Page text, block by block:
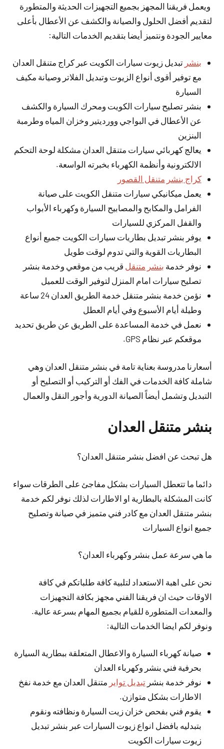
ويعمل فريقنا المجهز بجميع التجهيزات الحديثة والمتطورة
لتقديم أفضل الحلول والصيانة والكشف عن الأعطال بأعلى
معايير الجودة ونتميز أيضا بتقديم الخدمات التالية:
بنشر تبديل زيوت سيارات الكويت عبر كراج متنقل العدان
مع توفير أقوى أنواع الزيوت وتبديل الفلاتر وصيانة مكيف
السيارة
بنشر تصليح سيارات الكويت ومحرك السيارة والكشف
عن الأعطال في البواجي وورديتير وخزان المياه وطرمبة
البنزين
يعالج كهربائي سيارات متنقل العدان مشكلة لوحة التحكم
الالكترونية وأنظمة الكهرباء بخبرته الواسعة.
كراج بنشر متنقل القصور
يعمل ميكانيكي سيارات متنقل الكويت على صيانة
الفرامل والمكابح والمصابيح السيارة وكهرباء الأبواب
والقفل المركزي للسيارات
يوفر بنشر تبديل بطاريات سيارات الكويت جميع أنواع
البطاريات القوية والتي تدوم لوقت طويل
نوفر خدمة بنشر متنقل قريب من موقعي وخدمة بنشر
تصليح سيارات امام المنزل لتوفير الوقت للعميل
نؤمن خدمة بنشر متنقل خدمة الطريق العدان 24 ساعة
وطيلة أيام الأسبوع وفي أيام العطل
نعمل في خدمة المساعدة على الطريق عن طريق تحديد
موقعكم عبر نظام GPS.
أسعارنا مدروسة بعناية تامة في بنشر متنقل العدان وهي
شاملة كافة الخدمات في الفك أو التركيب أو التصليح أو
التبديل وتشمل أيضاً الصيانة الدورية وأجور النقل والعمال
بنشر متنقل العدان
هل تبحث عن افضل بنشر متنقل العدان؟
دائما ما تتعطل السيارات بشكل مفاجئ على الطرقات سواء
كانت المشكلة بالبطارية او الاطارات لذلك نوفر لكم خدمة
بنشر متنقل العدان مع كادر فني متميز في صيانة وتصليح
جميع انواع السيارات
ما هي سرعة عمل بنشر وكهرباء العدان؟
نحن على اهبة الاستعداد لتلبية كافة طلباتكم في كافة
الاوقات حيث ان فريقنا الفني مجهز بكافة التجهيزات
والمعدات المتطورة للقيام بجميع المهام بسرعة عالية.
ونوفر لكم ايضا الخدمات التالية:
صيانة كهرباء السيارة والاعطال المتعلقة ببطارية السيارة
بحرفية فني بنشر وكهرباء العدان
نوفر خدمة بنشرتبديل تواير متنقل العدان مع خدمة نفخ
الاطارات بشكل متوازن.
يقوم فني بفحص خزان زيت السيارة ونظافته ونقوم
بتبدليه بافضل انواع زيوت السيارات عبر بنشر تبديل
زيوت سيارات الكويت